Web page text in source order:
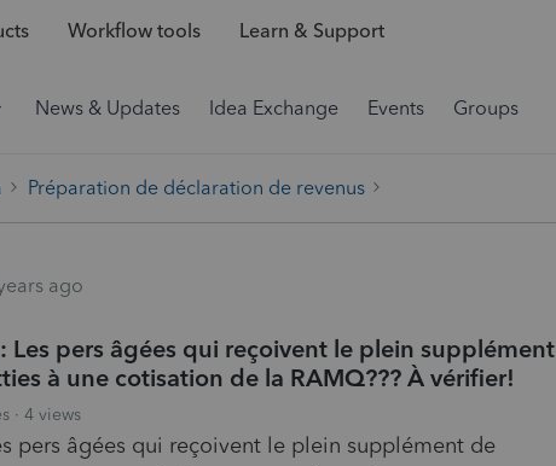
Workflow tools Learn & Support
News & Updates Idea Exchange Events Groups
Préparation de déclaration de revenus
ago
Les pers âgées qui reçoivent le plein supplément
à une cotisation de la RAMQ??? À vérifier!
4 views
pers âgées qui reçoivent le plein supplément de